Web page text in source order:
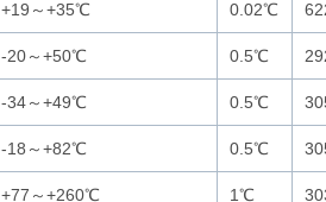
+19～+35℃ 0.02℃
-20～+50℃ 0.5℃
-34～+49℃ 0.5℃
-18～+82℃ 0.5℃
+77～+260℃ 1℃